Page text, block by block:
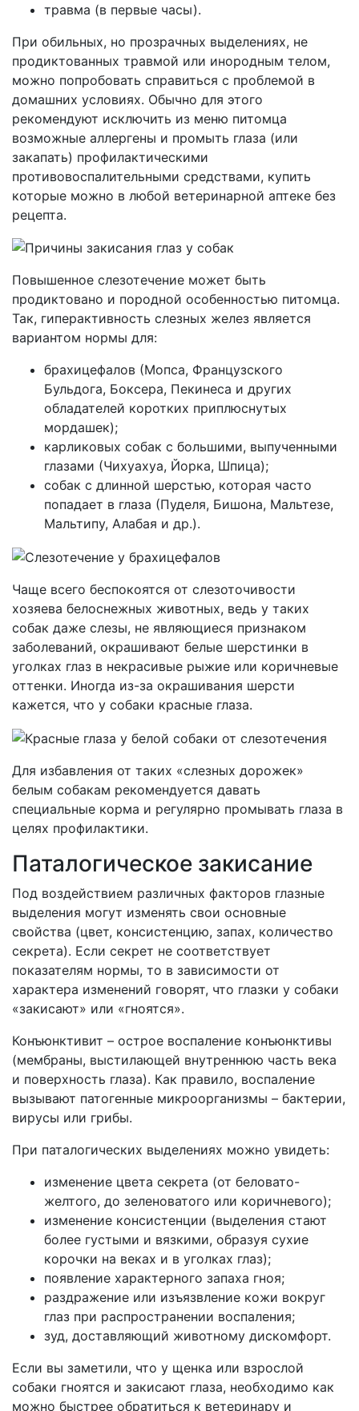
травма (в первые часы).
При обильных, но прозрачных выделениях, не
продиктованных травмой или инородным телом,
можно попробовать справиться с проблемой в
домашних условиях. Обычно для этого
рекомендуют исключить из меню питомца
возможные аллергены и промыть глаза (или
закапать) профилактическими
противовоспалительными средствами, купить
которые можно в любой ветеринарной аптеке без
рецепта.
Повышенное слезотечение может быть
продиктовано и породной особенностью питомца.
Так, гиперактивность слезных желез является
вариантом нормы для:
брахицефалов (Мопса, Французского
Бульдога, Боксера, Пекинеса и других
обладателей коротких приплюснутых
мордашек);
карликовых собак с большими, выпученными
глазами (Чихуахуа, Йорка, Шпица);
собак с длинной шерстью, которая часто
попадает в глаза (Пуделя, Бишона, Мальтезе,
Мальтипу, Алабая и др.).
Чаще всего беспокоятся от слезоточивости
хозяева белоснежных животных, ведь у таких
собак даже слезы, не являющиеся признаком
заболеваний, окрашивают белые шерстинки в
уголках глаз в некрасивые рыжие или коричневые
оттенки. Иногда из-за окрашивания шерсти
кажется, что у собаки красные глаза.
Для избавления от таких «слезных дорожек»
белым собакам рекомендуется давать
специальные корма и регулярно промывать глаза в
целях профилактики.
Паталогическое закисание
Под воздействием различных факторов глазные
выделения могут изменять свои основные
свойства (цвет, консистенцию, запах, количество
секрета). Если секрет не соответствует
показателям нормы, то в зависимости от
характера изменений говорят, что глазки у собаки
«закисают» или «гноятся».
Конъюнктивит – острое воспаление конъюнктивы
(мембраны, выстилающей внутреннюю часть века
и поверхность глаза). Как правило, воспаление
вызывают патогенные микроорганизмы – бактерии,
вирусы или грибы.
При паталогических выделениях можно увидеть:
изменение цвета секрета (от беловато-
желтого, до зеленоватого или коричневого);
изменение консистенции (выделения стают
более густыми и вязкими, образуя сухие
корочки на веках и в уголках глаз);
появление характерного запаха гноя;
раздражение или изъязвление кожи вокруг
глаз при распространении воспаления;
зуд, доставляющий животному дискомфорт.
Если вы заметили, что у щенка или взрослой
собаки гноятся и закисают глаза, необходимо как
можно быстрее обратиться к ветеринару и